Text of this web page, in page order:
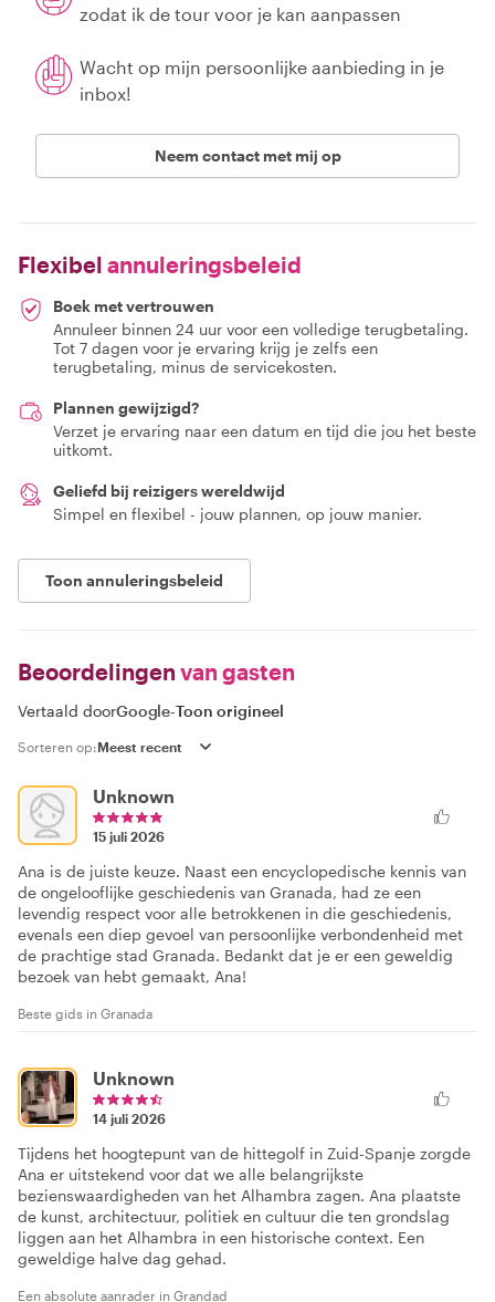
zodat ik de tour voor je kan aanpassen
Wacht op mijn persoonlijke aanbieding in je
inbox!
Neem contact met mij op
Flexibel annuleringsbeleid
Boek met vertrouwen
Annuleer binnen 24 uur voor een volledige terugbetaling.
Tot 7 dagen voor je ervaring krijg je zelfs een
terugbetaling, minus de servicekosten.
Plannen gewijzigd?
Verzet je ervaring naar een datum en tijd die jou het beste
uitkomt.
Geliefd bij reizigers wereldwijd
Simpel en flexibel - jouw plannen, op jouw manier.
Toon annuleringsbeleid
Beoordelingen van gasten
Vertaald doorGoogle-Toon origineel
Sorteren op:
Unknown
15 juli 2026
Ana is de juiste keuze. Naast een encyclopedische kennis van
de ongelooflijke geschiedenis van Granada, had ze een
levendig respect voor alle betrokkenen in die geschiedenis,
evenals een diep gevoel van persoonlijke verbondenheid met
de prachtige stad Granada. Bedankt dat je er een geweldig
bezoek van hebt gemaakt, Ana!
Beste gids in Granada
Unknown
14 juli 2026
Tijdens het hoogtepunt van de hittegolf in Zuid-Spanje zorgde
Ana er uitstekend voor dat we alle belangrijkste
bezienswaardigheden van het Alhambra zagen. Ana plaatste
de kunst, architectuur, politiek en cultuur die ten grondslag
liggen aan het Alhambra in een historische context. Een
geweldige halve dag gehad.
Een absolute aanrader in Grandad